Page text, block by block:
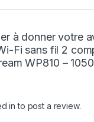
à donner votre
Fi sans fil 2
WP810 –
in to post a review.